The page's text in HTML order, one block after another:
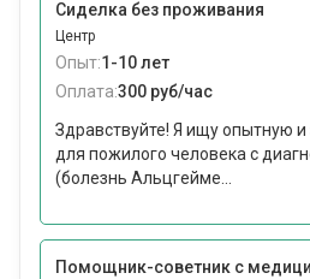
Сиделка без проживания
Центр
Опыт:1-10 лет
Оплата:300 руб/час
Здравствуйте! Я ищу опытную
для пожилого человека с
(болезнь Альцгейме...
Помощник-советник с